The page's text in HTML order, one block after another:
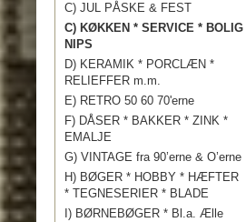
C) JUL PÅSKE & FEST
C) KØKKEN * SERVICE * BOLIG
NIPS
D) KERAMIK * PORCLÆN *
RELIEFFER m.m.
E) RETRO 50 60 70'erne
F) DÅSER * BAKKER * ZINK *
EMALJE
G) VINTAGE fra 90’erne & O’erne
H) BØGER * HOBBY * HÆFTER
* TEGNESERIER * BLADE
I) BØRNEBØGER * Bl.a. Ælle